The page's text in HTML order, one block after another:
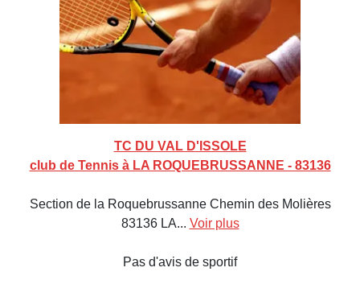
TC DU VAL D'ISSOLE
club de Tennis à LA ROQUEBRUSSANNE - 83136
Section de la Roquebrussanne Chemin des Molières
83136 LA... Voir plus
Pas d'avis de sportif